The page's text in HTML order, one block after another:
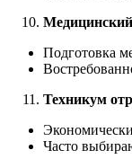
Подготовка
Техникум
Часто